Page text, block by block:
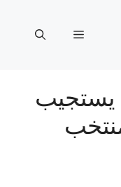
القائمة
CAITLIN CLARK يستجيب